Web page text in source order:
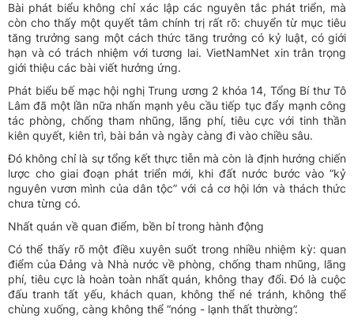
Bài phát biểu không chỉ xác lập các nguyên tắc phát triển, mà
còn cho thấy một quyết tâm chính trị rất rõ: chuyển từ mục tiêu
tăng trưởng sang một cách thức tăng trưởng có kỷ luật, có giới
hạn và có trách nhiệm với tương lai. VietNamNet xin trân trọng
giới thiệu các bài viết hưởng ứng.
Phát biểu bế mạc hội nghị Trung ương 2 khóa 14, Tổng Bí thư Tô
Lâm đã một lần nữa nhấn mạnh yêu cầu tiếp tục đẩy mạnh công
tác phòng, chống tham nhũng, lãng phí, tiêu cực với tinh thần
kiên quyết, kiên trì, bài bản và ngày càng đi vào chiều sâu.
Đó không chỉ là sự tổng kết thực tiễn mà còn là định hướng chiến
lược cho giai đoạn phát triển mới, khi đất nước bước vào “kỷ
nguyên vươn mình của dân tộc” với cả cơ hội lớn và thách thức
chưa từng có.
Nhất quán về quan điểm, bền bỉ trong hành động
Có thể thấy rõ một điều xuyên suốt trong nhiều nhiệm kỳ: quan
điểm của Đảng và Nhà nước về phòng, chống tham nhũng, lãng
phí, tiêu cực là hoàn toàn nhất quán, không thay đổi. Đó là cuộc
đấu tranh tất yếu, khách quan, không thể né tránh, không thể
chùng xuống, càng không thể “nóng - lạnh thất thường”.